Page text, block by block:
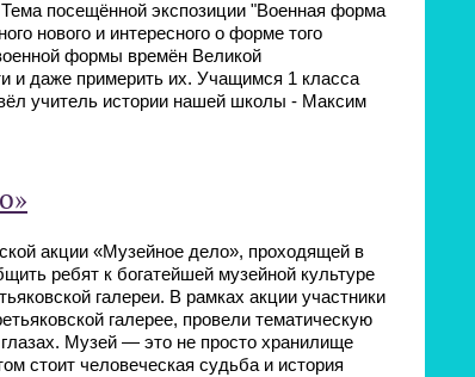
посещённой экспозиции "Военная форма
нового и интересного о форме того
формы времён Великой
и даже примерить их. Учащимся 1 класса
учитель истории нашей школы - Максим
акции «Музейное дело», проходящей в
ребят к богатейшей музейной культуре
галереи. В рамках акции участники
галерее, провели тематическую
Музей — это не просто хранилище
стоит человеческая судьба и история